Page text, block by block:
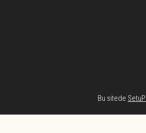
Bu sitede SetuP